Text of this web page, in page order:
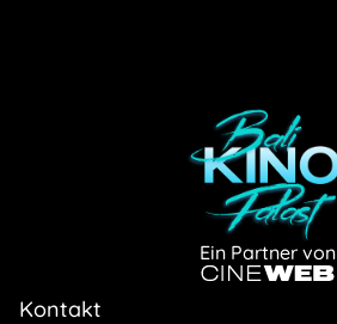
Ein Partner von
Kontakt